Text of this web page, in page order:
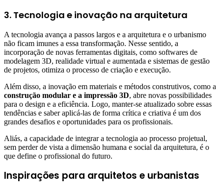
3. Tecnologia e inovação na arquitetura
A tecnologia avança a passos largos e a arquitetura e o urbanismo
não ficam imunes a essa transformação. Nesse sentido, a
incorporação de novas ferramentas digitais, como softwares de
modelagem 3D, realidade virtual e aumentada e sistemas de gestão
de projetos, otimiza o processo de criação e execução.
Além disso, a inovação em materiais e métodos construtivos, como a
construção modular e a impressão 3D, abre novas possibilidades
para o design e a eficiência. Logo, manter-se atualizado sobre essas
tendências e saber aplicá-las de forma crítica e criativa é um dos
grandes desafios e oportunidades para os profissionais.
Aliás, a capacidade de integrar a tecnologia ao processo projetual,
sem perder de vista a dimensão humana e social da arquitetura, é o
que define o profissional do futuro.
Inspirações para arquitetos e urbanistas